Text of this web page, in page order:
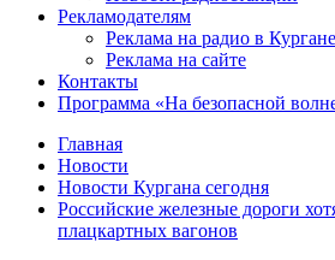
Рекламодателям
Реклама на радио в Кургане
Реклама на сайте
Контакты
Программа «На безопасной
Главная
Новости
Новости Кургана сегодня
Российские железные дороги
плацкартных вагонов